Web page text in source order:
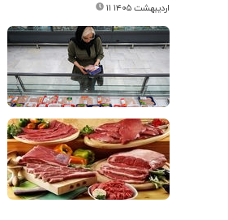
۱۱ اردیبهشت ۱۴۰۵